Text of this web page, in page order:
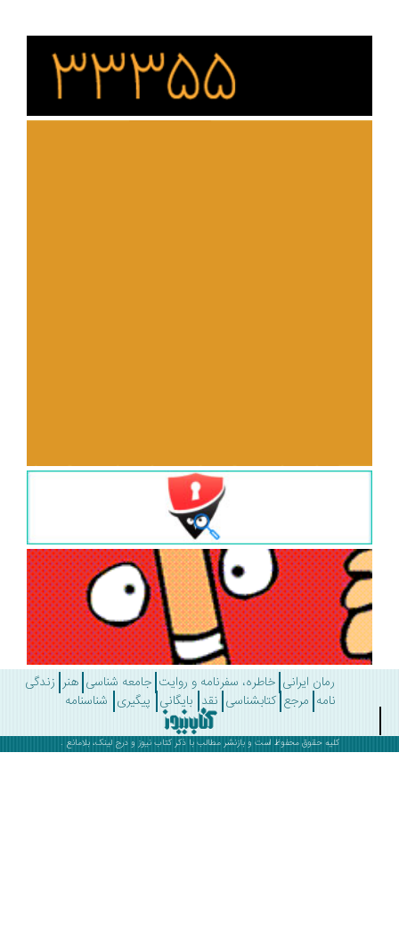
رمان ایرانی خاطره، سفرنامه و روایت جامعه شناسی هنر زندگی
مرجع کتابشناسی نقد بایگانی پیگیری شناسنامه
کلیه حقوق محفوظ است و بازنشر مطالب با ذکرکتاب نیوز و درج لینک، بلامانع .